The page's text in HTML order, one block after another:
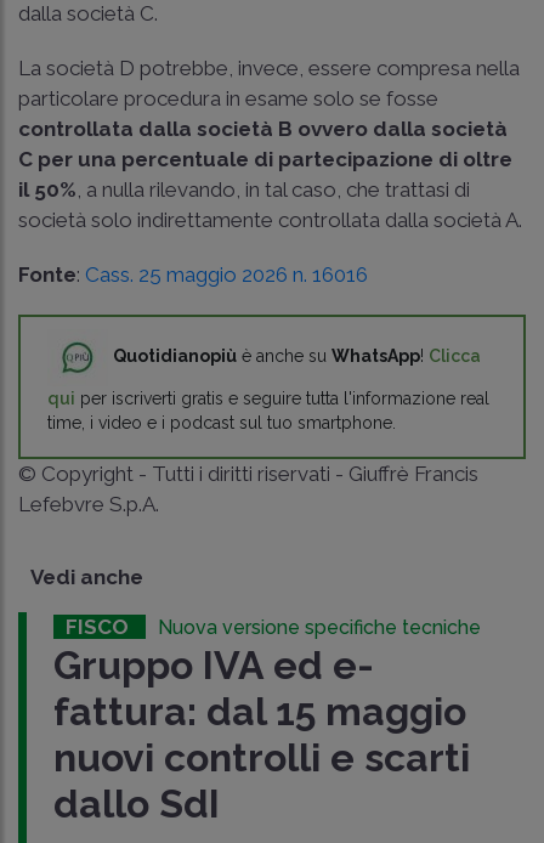
dalla società C.
La società D potrebbe, invece, essere compresa nella
particolare procedura in esame solo se fosse
controllata dalla società B ovvero dalla società
C per una percentuale di partecipazione di oltre
il 50%, a nulla rilevando, in tal caso, che trattasi di
società solo indirettamente controllata dalla società A.
Fonte: Cass. 25 maggio 2026 n. 16016
Quotidianopiù è anche su WhatsApp! Clicca
qui per iscriverti gratis e seguire tutta l'informazione real
time, i video e i podcast sul tuo smartphone.
© Copyright - Tutti i diritti riservati - Giuffrè Francis
Lefebvre S.p.A.
Vedi anche
FISCO Nuova versione specifiche tecniche
Gruppo IVA ed e-
fattura: dal 15 maggio
nuovi controlli e scarti
dallo SdI